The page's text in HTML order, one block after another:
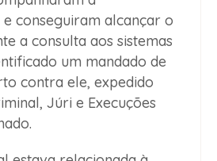
conseguiram alcançar o
a consulta aos sistemas
um mandado de
contra ele, expedido
Júri e Execuções